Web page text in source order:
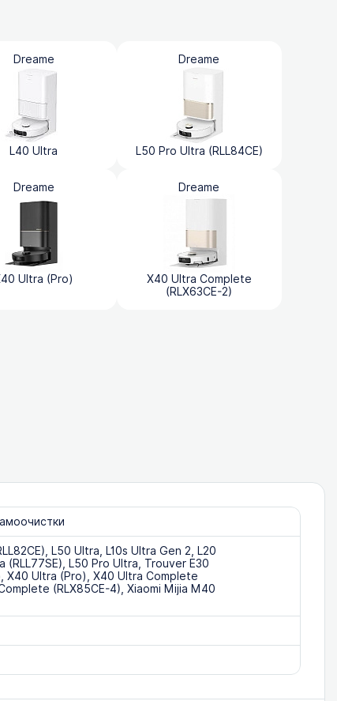
Dreame
L40 Ultra
Dreame
L50 Pro Ultra (RLL84CE)
Dreame
Ultra (Pro)
Dreame
X40 Ultra Complete
(RLX63CE-2)
L50 Ultra, L10s Ultra Gen 2, L20
(RLL77SE), L50 Pro Ultra, Trouver E30
X40 Ultra (Pro), X40 Ultra Complete
(RLX85CE-4), Xiaomi Mijia M40